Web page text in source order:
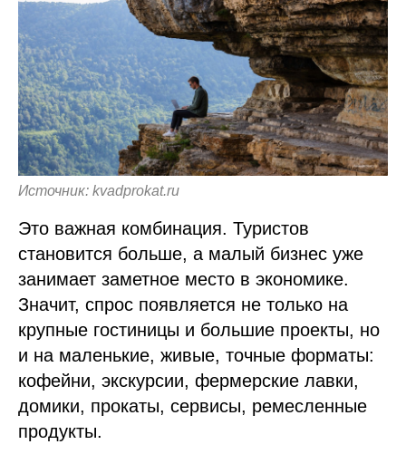
Источник: kvadprokat.ru
Это важная комбинация. Туристов
становится больше, а малый бизнес уже
занимает заметное место в экономике.
Значит, спрос появляется не только на
крупные гостиницы и большие проекты, но
и на маленькие, живые, точные форматы:
кофейни, экскурсии, фермерские лавки,
домики, прокаты, сервисы, ремесленные
продукты.